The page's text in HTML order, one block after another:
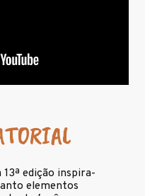
13ª edição inspira-
elementos